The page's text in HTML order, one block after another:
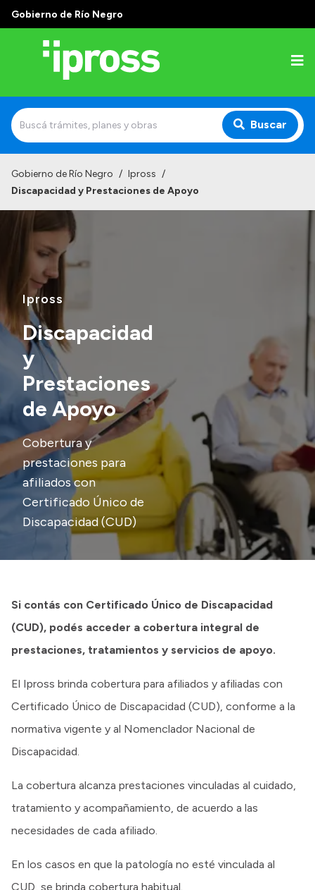
Gobierno de Río Negro
Buscar
¿Qué es IPROSS?
Autoridades
Delegaciones
Consultorios Propios
Presentación CV
Transparencia
Inversión en Salud
Licitaciones
Consulta de expedientes
Gobierno de Río Negro / Ipross /
Discapacidad y Prestaciones de Apoyo
Ipross
Discapacidad
y
Prestaciones
de Apoyo
Cobertura y
prestaciones para
afiliados con
Certificado Único de
Discapacidad (CUD)
Si contás con Certificado Único de Discapacidad
(CUD), podés acceder a cobertura integral de
prestaciones, tratamientos y servicios de apoyo.
El Ipross brinda cobertura para afiliados y afiliadas con
Certificado Único de Discapacidad (CUD), conforme a la
normativa vigente y al Nomenclador Nacional de
Discapacidad.
La cobertura alcanza prestaciones vinculadas al cuidado,
tratamiento y acompañamiento, de acuerdo a las
necesidades de cada afiliado.
En los casos en que la patología no esté vinculada al
CUD, se brinda cobertura habitual.